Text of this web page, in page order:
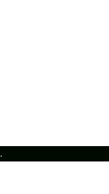
.